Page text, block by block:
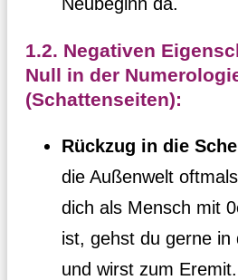
1.2. Negativen
Null in der
(Schattenseiten):
Rückzug in die
die Außenwelt
dich als Mensch mit
ist, gehst du gerne in
und wirst zum Eremit.